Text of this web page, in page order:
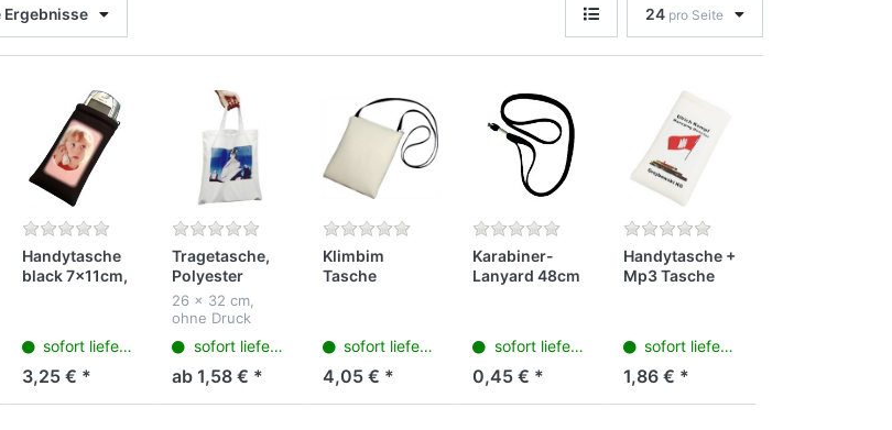
Ergebnisse 24 pro Seite
Handytasche
black 7x11cm,
sofort lieferbar
3,25 € *
Tragetasche,
Polyester
weiss,
Sublimation,
kurzer Griff,
26 x 32 cm,
ohne Druck
sofort lieferbar
ab 1,58 € *
Klimbim
Tasche
Sublimation
bedruckbar
sofort lieferbar
4,05 € *
Karabiner-
Lanyard 48cm
sofort lieferbar
0,45 € *
Handytasche +
Mp3 Tasche
bedruckbar
sofort lieferbar
1,86 € *